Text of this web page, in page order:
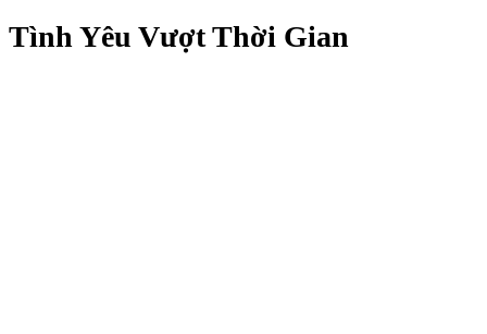
Tình Yêu Vượt Thời Gian